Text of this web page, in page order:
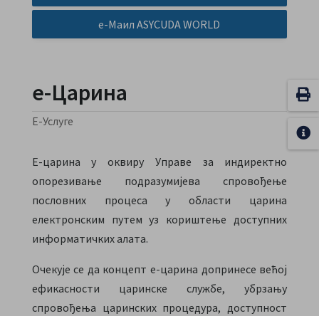
е-Маил ASYCUDA WORLD
е-Царина
Е-Услуге
Е-царина у оквиру Управе за индиректно
опорезивање подразумијева спровођење
пословних процеса у области царина
електронским путем уз кориштење доступних
информатичких алата.
Очекује се да концепт е-царина допринесе већој
ефикасности царинске службе, убрзању
спровођења царинских процедура, доступност